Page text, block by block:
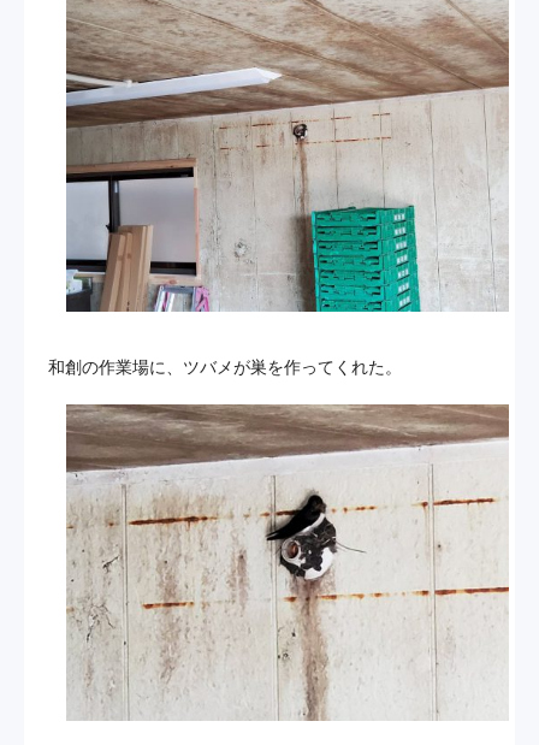
和創の作業場に、ツバメが巣を作ってくれた。